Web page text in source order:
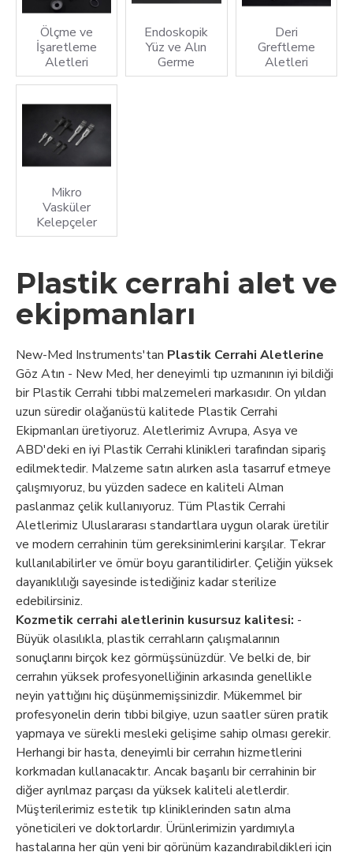
Plastik cerrahi alet ve
ekipmanları
New-Med Instruments'tan Plastik Cerrahi Aletlerine
Göz Atın - New Med, her deneyimli tıp uzmanının iyi bildiği
bir Plastik Cerrahi tıbbi malzemeleri markasıdır. On yıldan
uzun süredir olağanüstü kalitede Plastik Cerrahi
Ekipmanları üretiyoruz. Aletlerimiz Avrupa, Asya ve
ABD'deki en iyi Plastik Cerrahi klinikleri tarafından sipariş
edilmektedir. Malzeme satın alırken asla tasarruf etmeye
çalışmıyoruz, bu yüzden sadece en kaliteli Alman
paslanmaz çelik kullanıyoruz. Tüm Plastik Cerrahi
Aletlerimiz Uluslararası standartlara uygun olarak üretilir
ve modern cerrahinin tüm gereksinimlerini karşılar. Tekrar
kullanılabilirler ve ömür boyu garantilidirler. Çeliğin yüksek
dayanıklılığı sayesinde istediğiniz kadar sterilize
edebilirsiniz.
Kozmetik cerrahi aletlerinin kusursuz kalitesi: -
Büyük olasılıkla, plastik cerrahların çalışmalarının
sonuçlarını birçok kez görmüşsünüzdür. Ve belki de, bir
cerrahın yüksek profesyonelliğinin arkasında genellikle
neyin yattığını hiç düşünmemişsinizdir. Mükemmel bir
profesyonelin derin tıbbi bilgiye, uzun saatler süren pratik
yapmaya ve sürekli mesleki gelişime sahip olması gerekir.
Herhangi bir hasta, deneyimli bir cerrahın hizmetlerini
korkmadan kullanacaktır. Ancak başarılı bir cerrahinin bir
diğer ayrılmaz parçası da yüksek kaliteli aletlerdir.
Müşterilerimiz estetik tıp kliniklerinden satın alma
yöneticileri ve doktorlardır. Ürünlerimizin yardımıyla
hastalarına her gün yeni bir görünüm kazandırabildikleri için
Ölçme ve
İşaretleme
Aletleri
Endoskopik
Yüz ve Alın
Germe
Deri
Greftleme
Aletleri
Mikro
Vasküler
Kelepçeler